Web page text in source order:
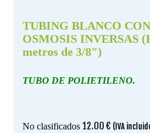
TUBING BLANCO
OSMOSIS INVERSAS
metros de 3/8″)
TUBO DE POLIETILENO.
No clasificados 12.00 € (IVA